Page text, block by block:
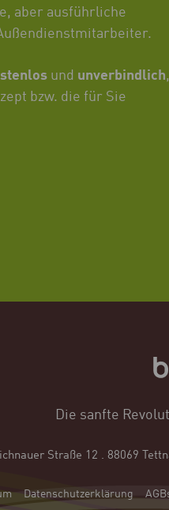
aber ausführliche
und unverbindlich,
bzw. die für Sie
Die sanfte
Straße 12 . 88069
Datenschutzerklärung